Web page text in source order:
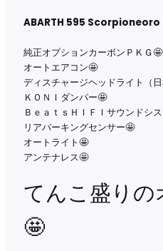
ABARTH 595 Scorpioneoro
純正オプションカーボンＰＫＧ🤩
オートエアコン🤩
ディスチャージヘッドライト（
ＫＯＮＩダンパー🤩
ＢｅａｔｓＨＩＦＩサウンドシ
リアパーキングセンサー🤩
オートライト🤩
アンテナレス🤩
てんこ盛り
🤩